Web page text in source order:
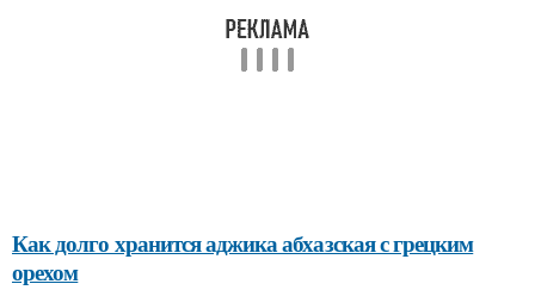
Как долго хранится аджика абхазская с грецким
орехом